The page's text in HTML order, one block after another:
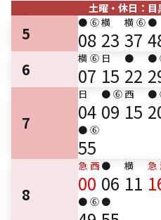
土曜・休日：
5
● ⑥
08
横
23
横 ⑥
37
●
6
横 ⑥
07
日
15
●
22
●
7
日
04
● ⑥
09
西
15
●
● ⑥
55
8
急 西
00
●
06
横
11
急
● ⑥ ●